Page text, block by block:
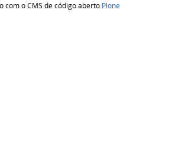
com o CMS de código aberto Plone